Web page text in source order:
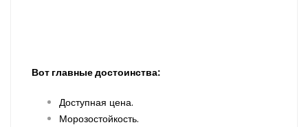
Вот главные достоинства:
Доступная цена.
Морозостойкость.